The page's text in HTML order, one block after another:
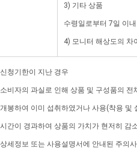
3) 기타 상품
수령일로부터 7일 이
4) 모니터 해상도의 차
청기한이 지난 경우
비자의 과실로 인해 상품 및 구성품의
봉하여 이미 섭취하였거나 사용(착용 및
간이 경과하여 상품의 가치가 현저히 감
세정보 또는 사용설명서에 안내된 주의